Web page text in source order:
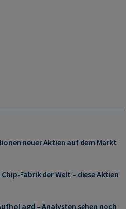
neuer Aktien auf dem Markt
Fabrik der Welt – diese Aktien
– Analysten sehen noch